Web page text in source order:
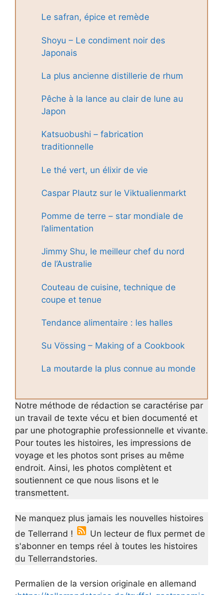
Le safran, épice et remède
Shoyu – Le condiment noir des
Japonais
La plus ancienne distillerie de rhum
Pêche à la lance au clair de lune au
Japon
Katsuobushi – fabrication
traditionnelle
Le thé vert, un élixir de vie
Caspar Plautz sur le Viktualienmarkt
Pomme de terre – star mondiale de
l’alimentation
Jimmy Shu, le meilleur chef du nord
de l’Australie
Couteau de cuisine, technique de
coupe et tenue
Tendance alimentaire : les halles
Su Vössing – Making of a Cookbook
La moutarde la plus connue au monde
Notre méthode de rédaction se caractérise par
un travail de texte vécu et bien documenté et
par une photographie professionnelle et vivante.
Pour toutes les histoires, les impressions de
voyage et les photos sont prises au même
endroit. Ainsi, les photos complètent et
soutiennent ce que nous lisons et le
transmettent.
Ne manquez plus jamais les nouvelles histoires
de Tellerrand !
Un lecteur de flux permet de
s'abonner en temps réel à toutes les histoires
du Tellerrandstories.
Permalien de la version originale en allemand